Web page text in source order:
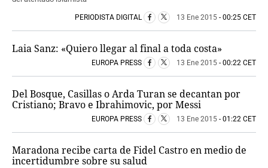
PERIODISTA DIGITAL 13 Ene 2015 - 00:25 CET
Laia Sanz: «Quiero llegar al final a toda costa»
EUROPA PRESS 13 Ene 2015 - 00:22 CET
Del Bosque, Casillas o Arda Turan se decantan por
Cristiano; Bravo e Ibrahimovic, por Messi
EUROPA PRESS 13 Ene 2015 - 01:22 CET
Maradona recibe carta de Fidel Castro en medio de
incertidumbre sobre su salud